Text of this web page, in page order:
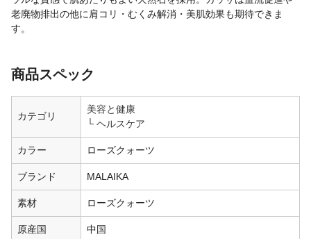
老廃物排出の他に肩コリ・むくみ解消・美肌効果も期待できま
す。
商品スペック
カテゴリ
美容と健康
ヘルスケア
カラー ローズクォーツ
ブランド MALAIKA
素材 ローズクォーツ
原産国 中国